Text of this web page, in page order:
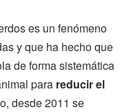
es un fenómeno
y que ha hecho que
de forma sistemática
para reducir el
desde 2011 se